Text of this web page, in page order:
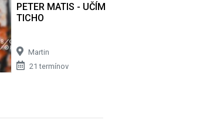
PETER MATIS - UČÍM SA VYRÁBAŤ
TICHO
Martin
21 termínov